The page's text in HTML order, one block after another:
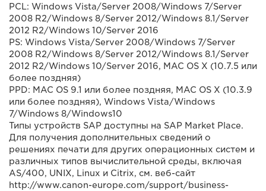
PCL: Windows Vista/Server 2008/Windows 7/Server
2008 R2/Windows 8/Server 2012/Windows 8.1/Server
2012 R2/Windows 10/Server 2016
PS: Windows Vista/Server 2008/Windows 7/Server
2008 R2/Windows 8/Server 2012/Windows 8.1/Server
2012 R2/Windows 10/Server 2016, MAC OS X (10.7.5 или
более поздняя)
PPD: MAC OS 9.1 или более поздняя, MAC OS X (10.3.9
или более поздняя), Windows Vista/Windows
7/Windows 8/Windows10
Типы устройств SAP доступны на SAP Market Place.
Для получения дополнительных сведений о
решениях печати для других операционных систем и
различных типов вычислительной среды, включая
AS/400, UNIX, Linux и Citrix, см. веб-сайт
http://www.canon-europe.com/support/business-